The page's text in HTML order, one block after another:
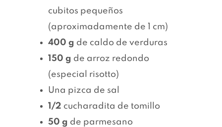
cubitos pequeños
(aproximadamente de 1 cm)
400 g de caldo de verduras
150 g de arroz redondo
(especial risotto)
Una pizca de sal
1/2 cucharadita de tomillo
50 g de parmesano